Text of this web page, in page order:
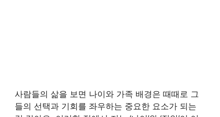
사람들의 삶을 보면 나이와 가족 배경은 때때로 그
들의 선택과 기회를 좌우하는 중요한 요소가 되는